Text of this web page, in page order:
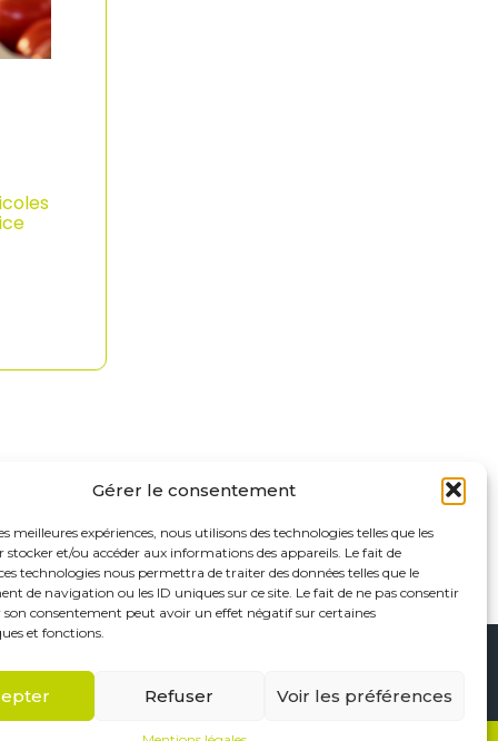
Gérer le consentement
meilleures expériences, nous utilisons des technologies telles que les
stocker et/ou accéder aux informations des appareils. Le fait de
technologies nous permettra de traiter des données telles que le
de navigation ou les ID uniques sur ce site. Le fait de ne pas consentir
son consentement peut avoir un effet négatif sur certaines
et fonctions.
Refuser Voir les préférences
Footer
Principale
Saint-Maur-des-Fossés